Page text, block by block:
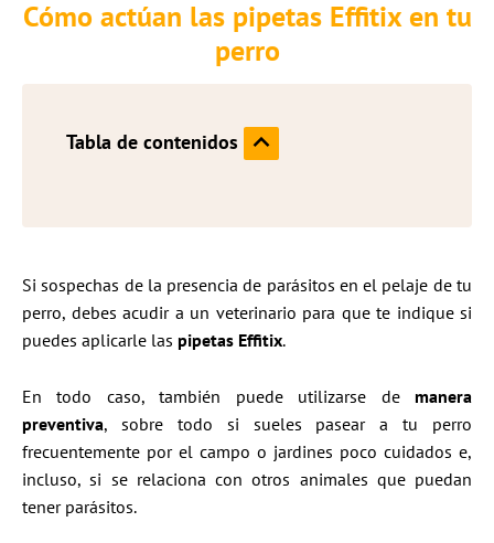
Cómo actúan las pipetas Effitix en tu
perro
Tabla de contenidos
Si sospechas de la presencia de parásitos en el pelaje de tu
perro, debes acudir a un veterinario para que te indique si
puedes aplicarle las pipetas Effitix.
En todo caso, también puede utilizarse de manera
preventiva, sobre todo si sueles pasear a tu perro
frecuentemente por el campo o jardines poco cuidados e,
incluso, si se relaciona con otros animales que puedan
tener parásitos.